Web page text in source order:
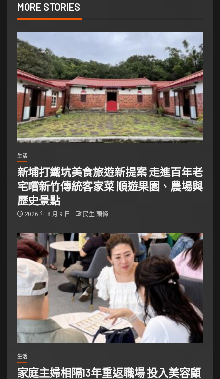
MORE STORIES
生活
新埔打鐵坑美食旅遊新提案 走進百年老
宅嚐新竹傳統客家菜 順遊果園、農場與
歷史景點
2026 年 8 月 9 日 民生 頭條
生活
家庭主婦相隔13年重返職場 投入美容顧